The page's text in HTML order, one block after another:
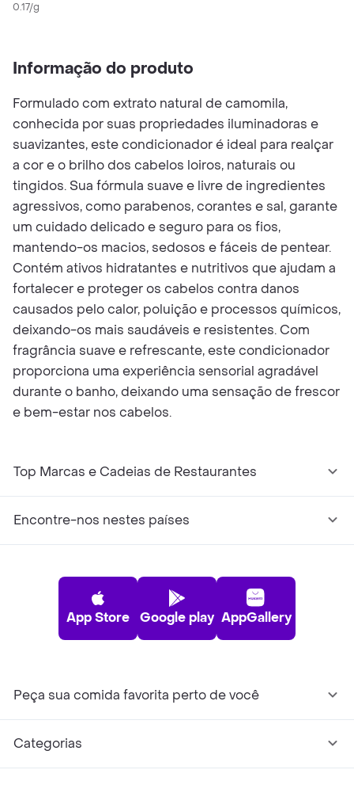
0.17/g
Informação do produto
Formulado com extrato natural de camomila,
conhecida por suas propriedades iluminadoras e
suavizantes, este condicionador é ideal para realçar
a cor e o brilho dos cabelos loiros, naturais ou
tingidos. Sua fórmula suave e livre de ingredientes
agressivos, como parabenos, corantes e sal, garante
um cuidado delicado e seguro para os fios,
mantendo-os macios, sedosos e fáceis de pentear.
Contém ativos hidratantes e nutritivos que ajudam a
fortalecer e proteger os cabelos contra danos
causados pelo calor, poluição e processos químicos,
deixando-os mais saudáveis e resistentes. Com
fragrância suave e refrescante, este condicionador
proporciona uma experiência sensorial agradável
durante o banho, deixando uma sensação de frescor
e bem-estar nos cabelos.
Top Marcas e Cadeias de Restaurantes
Encontre-nos nestes países
App Store Google play AppGallery
Peça sua comida favorita perto de você
Categorias